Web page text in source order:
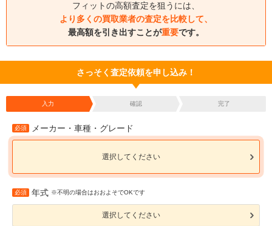
フィットの高額査定を狙うには、
より多くの買取業者の査定を比較して、
最高額を引き出すことが重要です。
さっそく査定依頼を申し込み！
入力 確認 完了
必須 メーカー・車種・グレード
選択してください
必須 年式 ※不明の場合はおおよそでOKです
選択してください